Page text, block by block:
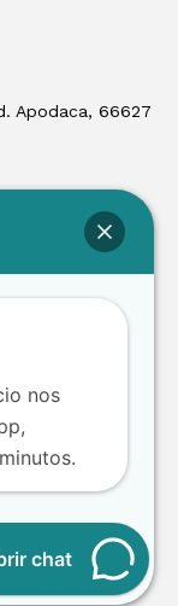
Apodaca, 66627
RTE
nos
chat